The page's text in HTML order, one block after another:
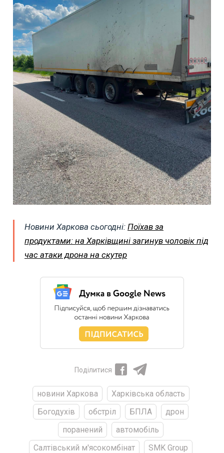
Новини Харкова сьогодні: Поїхав за
продуктами: на Харківщині загинув чоловік під
час атаки дрона на скутер
Поділитися
новини Харкова
Харківська область
Богодухів
обстріл БПЛА
дрон
поранений
автомобіль
Салтівський м'ясокомбінат
SMK Group